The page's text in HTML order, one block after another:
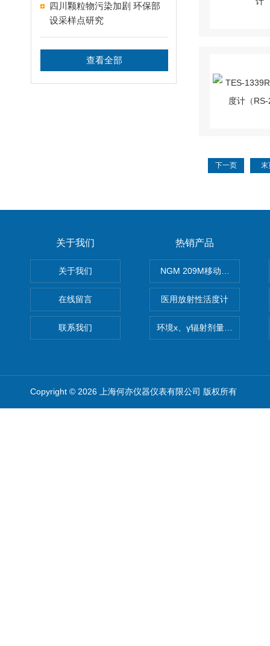
四川颗粒物污染加剧 环保部
设采样点研究
查看全部
下一页 末
关于我们
关于我们
在线留言
联系我们
热销产品
NGM 209M移动式惰性气体
医用放射性活度计
环境x、γ辐射剂量率仪
Copyright © 2026 上海何亦仪器仪表有限公司 版权所有